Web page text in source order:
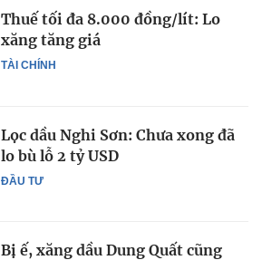
TÀI CHÍNH
Thuế tối đa 8.000 đồng/lít: Lo
xăng tăng giá
ĐẦU TƯ
Lọc dầu Nghi Sơn: Chưa xong đã
lo bù lỗ 2 tỷ USD
Bị ế, xăng dầu Dung Quất cũng